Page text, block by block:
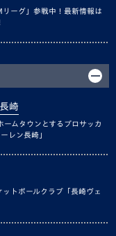
リーグ」参戦中！最新情報は
崎
ームタウンとするプロサッカ
レン長崎」
トボールクラブ「長崎ヴェ